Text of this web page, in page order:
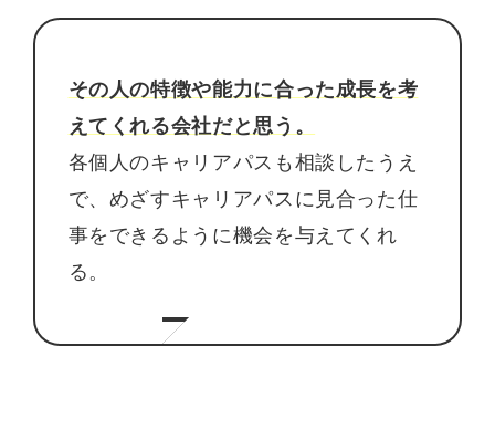
その人の特徴や能力に合った成長を考
えてくれる会社だと思う。
各個人のキャリアパスも相談したうえ
で、めざすキャリアパスに見合った仕
事をできるように機会を与えてくれ
る。